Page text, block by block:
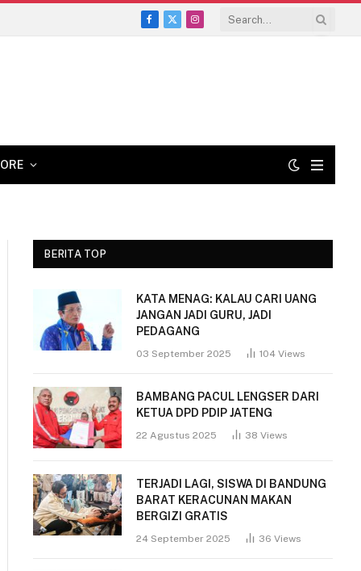
Facebook
X
Instagram
BERITA TOP
KATA MENAG: KALAU CARI UANG
JANGAN JADI GURU, JADI
PEDAGANG
03 September 2025 104Views
BAMBANG PACUL LENGSER DARI
KETUA DPD PDIP JATENG
22 Agustus 2025 38Views
TERJADI LAGI, SISWA DI BANDUNG
BARAT KERACUNAN MAKAN
BERGIZI GRATIS
24 September 2025 36Views